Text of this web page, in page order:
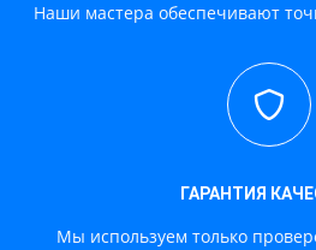
Наши мастера обеспечивают
ГАРАНТИЯ
Мы используем только